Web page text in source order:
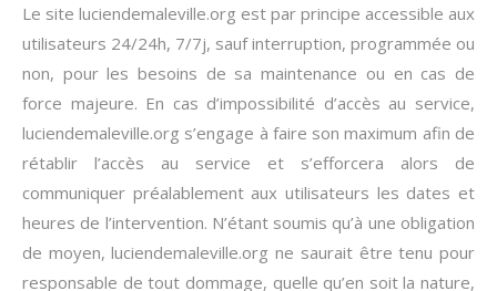
Le site luciendemaleville.org est par principe accessible aux
utilisateurs 24/24h, 7/7j, sauf interruption, programmée ou
non, pour les besoins de sa maintenance ou en cas de
force majeure. En cas d’impossibilité d’accès au service,
luciendemaleville.org s’engage à faire son maximum afin de
rétablir l’accès au service et s’efforcera alors de
communiquer préalablement aux utilisateurs les dates et
heures de l’intervention. N’étant soumis qu’à une obligation
de moyen, luciendemaleville.org ne saurait être tenu pour
responsable de tout dommage, quelle qu’en soit la nature,